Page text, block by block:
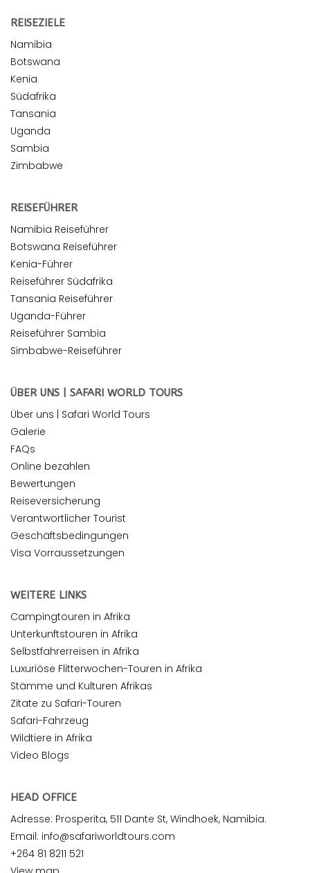
REISEZIELE
Namibia
Botswana
Kenia
Südafrika
Tansania
Uganda
Sambia
Zimbabwe
REISEFÜHRER
Namibia Reiseführer
Botswana Reiseführer
Kenia-Führer
Reiseführer Südafrika
Tansania Reiseführer
Uganda-Führer
Reiseführer Sambia
Simbabwe-Reiseführer
ÜBER UNS | SAFARI WORLD TOURS
Über uns | Safari World Tours
Galerie
FAQs
Online bezahlen
Bewertungen
Reiseversicherung
Verantwortlicher Tourist
Geschäftsbedingungen
Visa Vorraussetzungen
WEITERE LINKS
Campingtouren in Afrika
Unterkunftstouren in Afrika
Selbstfahrerreisen in Afrika
Luxuriöse Flitterwochen-Touren in Afrika
Stämme und Kulturen Afrikas
Zitate zu Safari-Touren
Safari-Fahrzeug
Wildtiere in Afrika
Video Blogs
HEAD OFFICE
Adresse: Prosperita, 511 Dante St, Windhoek, Namibia.
Email: info@safariworldtours.com
+264 81 8211 521